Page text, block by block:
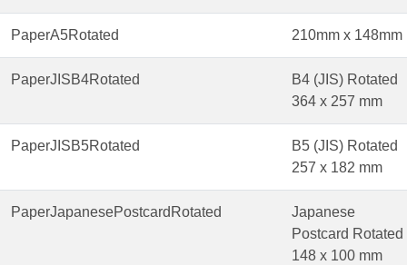
PaperA5Rotated 210mm x 148mm
PaperJISB4Rotated
B4 (JIS) Rotated
364 x 257 mm
PaperJISB5Rotated
B5 (JIS) Rotated
257 x 182 mm
PaperJapanesePostcardRotated
Japanese
Postcard Rotated
148 x 100 mm